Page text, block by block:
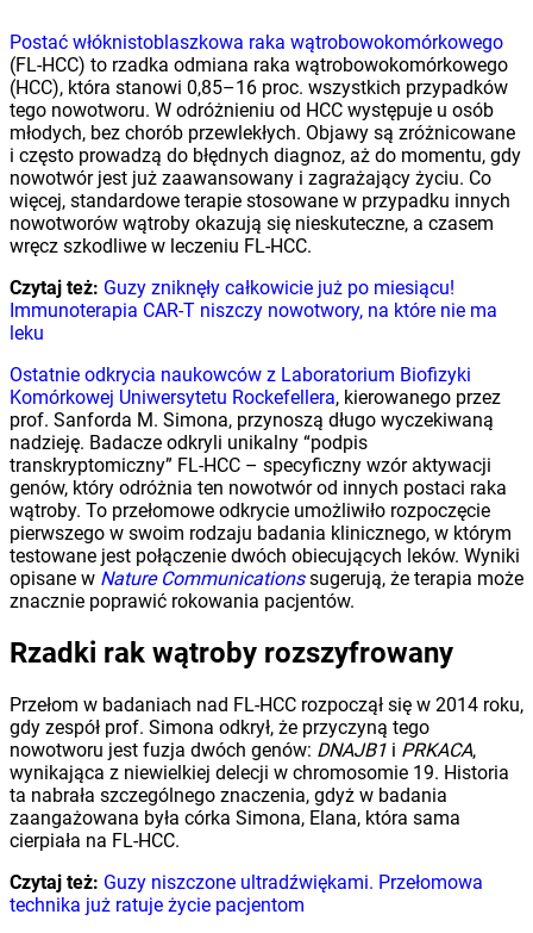
Postać włóknistoblaszkowa raka wątrobowokomórkowego
(FL-HCC) to rzadka odmiana raka wątrobowokomórkowego
(HCC), która stanowi 0,85–16 proc. wszystkich przypadków
tego nowotworu. W odróżnieniu od HCC występuje u osób
młodych, bez chorób przewlekłych. Objawy są zróżnicowane
i często prowadzą do błędnych diagnoz, aż do momentu, gdy
nowotwór jest już zaawansowany i zagrażający życiu. Co
więcej, standardowe terapie stosowane w przypadku innych
nowotworów wątroby okazują się nieskuteczne, a czasem
wręcz szkodliwe w leczeniu FL-HCC.
Czytaj też: Guzy zniknęły całkowicie już po miesiącu!
Immunoterapia CAR-T niszczy nowotwory, na które nie ma
leku
Ostatnie odkrycia naukowców z Laboratorium Biofizyki
Komórkowej Uniwersytetu Rockefellera, kierowanego przez
prof. Sanforda M. Simona, przynoszą długo wyczekiwaną
nadzieję. Badacze odkryli unikalny “podpis
transkryptomiczny” FL-HCC – specyficzny wzór aktywacji
genów, który odróżnia ten nowotwór od innych postaci raka
wątroby. To przełomowe odkrycie umożliwiło rozpoczęcie
pierwszego w swoim rodzaju badania klinicznego, w którym
testowane jest połączenie dwóch obiecujących leków. Wyniki
opisane w Nature Communicationssugerują, że terapia może
znacznie poprawić rokowania pacjentów.
Rzadki rak wątroby rozszyfrowany
Przełom w badaniach nad FL-HCC rozpoczął się w 2014 roku,
gdy zespół prof. Simona odkrył, że przyczyną tego
nowotworu jest fuzja dwóch genów: DNAJB1 i PRKACA,
wynikająca z niewielkiej delecji w chromosomie 19. Historia
ta nabrała szczególnego znaczenia, gdyż w badania
zaangażowana była córka Simona, Elana, która sama
cierpiała na FL-HCC.
Czytaj też: Guzy niszczone ultradźwiękami. Przełomowa
technika już ratuje życie pacjentom